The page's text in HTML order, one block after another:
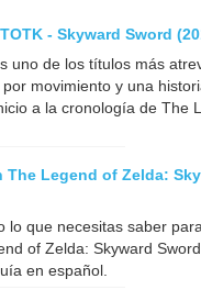
- Skyward Sword
uno de los títulos más
movimiento y una
a la cronología de The
The Legend of Zelda:
lo que necesitas saber
of Zelda: Skyward
en español.